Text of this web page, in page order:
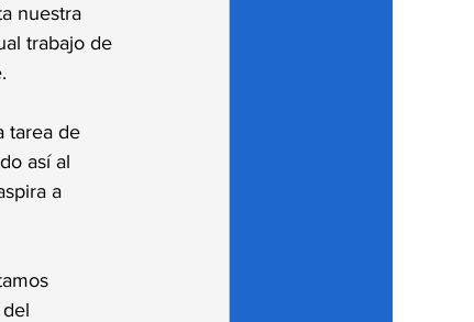
nuestra
trabajo de
tarea de
así al
a